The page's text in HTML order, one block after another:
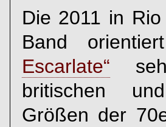
Die 2011 in
Band
Escarlate“
britischen
Größen der